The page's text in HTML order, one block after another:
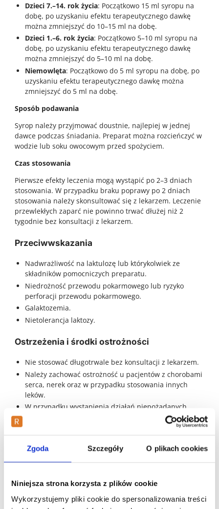
Zgoda Szczegóły O plikach cookies
Niniejsza strona korzysta z plików cookie
Wykorzystujemy pliki cookie do spersonalizowania treści
Dzieci 7.–14. rok życia: Początkowo 15 ml syropu na
dobę, po uzyskaniu efektu terapeutycznego dawkę
można zmniejszyć do 10–15 ml na dobę.
Dzieci 1.–6. rok życia: Początkowo 5–10 ml syropu na
dobę, po uzyskaniu efektu terapeutycznego dawkę
można zmniejszyć do 5–10 ml na dobę.
Niemowlęta: Początkowo do 5 ml syropu na dobę, po
uzyskaniu efektu terapeutycznego dawkę można
zmniejszyć do 5 ml na dobę.
Sposób podawania
Syrop należy przyjmować doustnie, najlepiej w jednej
dawce podczas śniadania. Preparat można rozcieńczyć w
wodzie lub soku owocowym przed spożyciem.
Czas stosowania
Pierwsze efekty leczenia mogą wystąpić po 2–3 dniach
stosowania. W przypadku braku poprawy po 2 dniach
stosowania należy skonsultować się z lekarzem. Leczenie
przewlekłych zaparć nie powinno trwać dłużej niż 2
tygodnie bez konsultacji z lekarzem.
Przeciwwskazania
Nadwrażliwość na laktulozę lub którykolwiek ze
składników pomocniczych preparatu.
Niedrożność przewodu pokarmowego lub ryzyko
perforacji przewodu pokarmowego.
Galaktozemia.
Nietolerancja laktozy.
Ostrzeżenia i środki ostrożności
Nie stosować długotrwale bez konsultacji z lekarzem.
Należy zachować ostrożność u pacjentów z chorobami
serca, nerek oraz w przypadku stosowania innych
leków.
W przypadku wystąpienia działań niepożądanych
Biegunka.
Bóle brzucha.